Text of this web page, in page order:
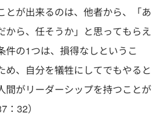
とが出来るのは、他者から、「あ
から、任そうか」と思ってもらえ
件の1つは、損得なしというこ
め、自分を犠牲にしてでもやると
間がリーダーシップを持つことが
32）